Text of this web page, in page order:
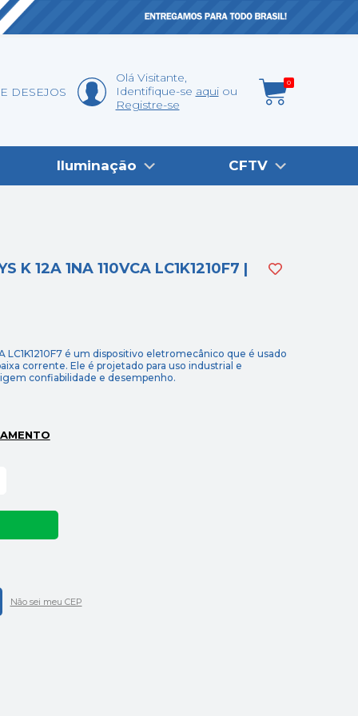
DESEJOS
Olá Visitante,
Identifique-se aqui
Registre-se
0
Iluminação CFTV
K 12A 1NA 110VCA LC1K1210F7 |
LC1K1210F7 é um dispositivo eletromecânico que é usado
corrente. Ele é projetado para uso industrial e
confiabilidade e desempenho.